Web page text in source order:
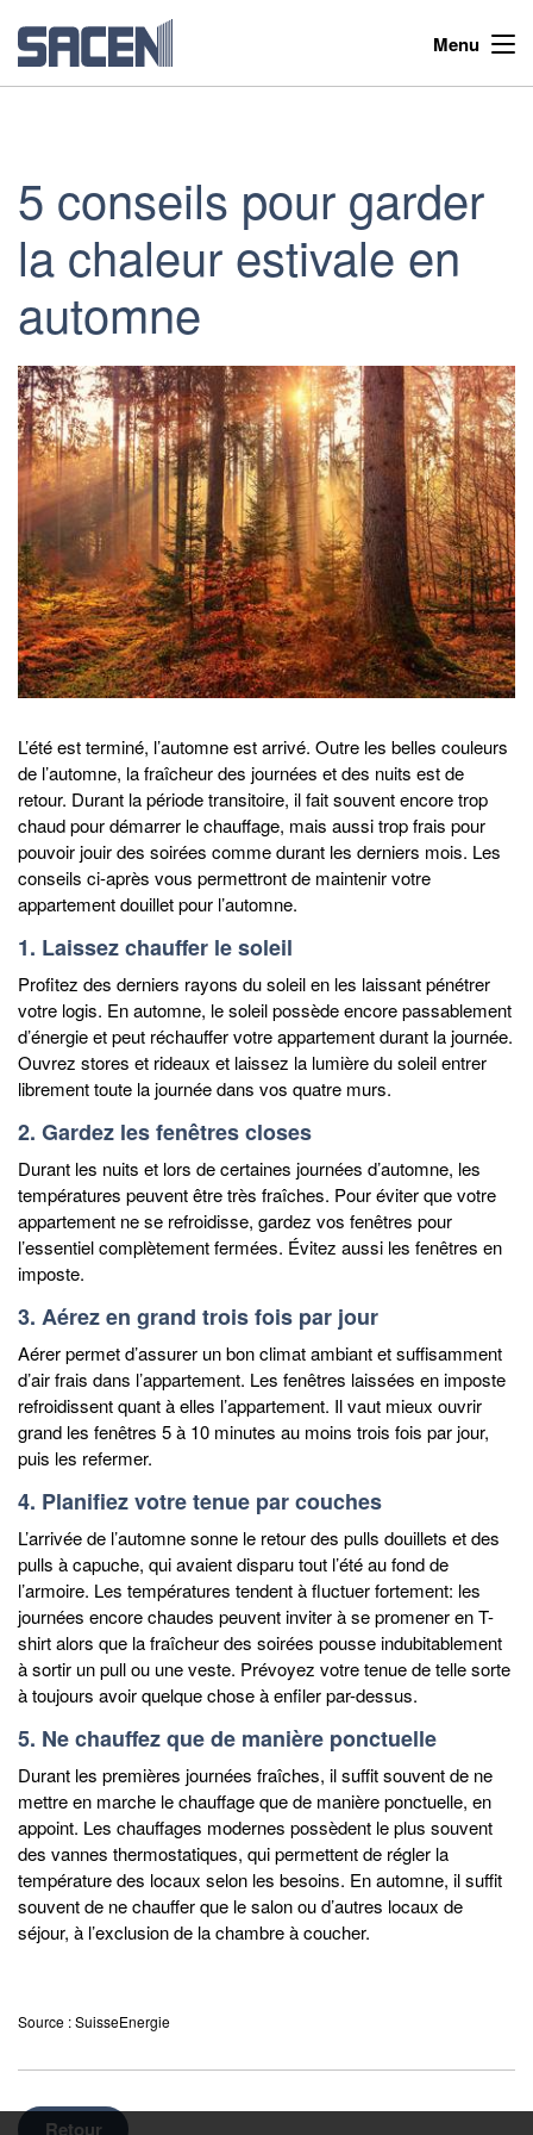
Menu
5 conseils pour garder
la chaleur estivale en
automne
L’été est terminé, l’automne est arrivé. Outre les belles couleurs
de l’automne, la fraîcheur des journées et des nuits est de
retour. Durant la période transitoire, il fait souvent encore trop
chaud pour démarrer le chauffage, mais aussi trop frais pour
pouvoir jouir des soirées comme durant les derniers mois. Les
conseils ci-après vous permettront de maintenir votre
appartement douillet pour l’automne.
1. Laissez chauffer le soleil
Profitez des derniers rayons du soleil en les laissant pénétrer
votre logis. En automne, le soleil possède encore passablement
d’énergie et peut réchauffer votre appartement durant la journée.
Ouvrez stores et rideaux et laissez la lumière du soleil entrer
librement toute la journée dans vos quatre murs.
2. Gardez les fenêtres closes
Durant les nuits et lors de certaines journées d’automne, les
températures peuvent être très fraîches. Pour éviter que votre
appartement ne se refroidisse, gardez vos fenêtres pour
l’essentiel complètement fermées. Évitez aussi les fenêtres en
imposte.
3. Aérez en grand trois fois par jour
Aérer permet d’assurer un bon climat ambiant et suffisamment
d’air frais dans l’appartement. Les fenêtres laissées en imposte
refroidissent quant à elles l’appartement. Il vaut mieux ouvrir
grand les fenêtres 5 à 10 minutes au moins trois fois par jour,
puis les refermer.
4. Planifiez votre tenue par couches
L’arrivée de l’automne sonne le retour des pulls douillets et des
pulls à capuche, qui avaient disparu tout l’été au fond de
l’armoire. Les températures tendent à fluctuer fortement: les
journées encore chaudes peuvent inviter à se promener en T-
shirt alors que la fraîcheur des soirées pousse indubitablement
à sortir un pull ou une veste. Prévoyez votre tenue de telle sorte
à toujours avoir quelque chose à enfiler par-dessus.
5. Ne chauffez que de manière ponctuelle
Durant les premières journées fraîches, il suffit souvent de ne
mettre en marche le chauffage que de manière ponctuelle, en
appoint. Les chauffages modernes possèdent le plus souvent
des vannes thermostatiques, qui permettent de régler la
température des locaux selon les besoins. En automne, il suffit
souvent de ne chauffer que le salon ou d’autres locaux de
séjour, à l’exclusion de la chambre à coucher.
Source : SuisseEnergie
Retour